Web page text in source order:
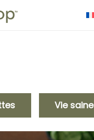
Vie saine